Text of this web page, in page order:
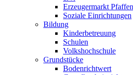
Erzeugermarkt
Soziale Einrichtungen
Bildung
Kinderbetreuung
Schulen
Volkshochschule
Grundstücke
Bodenrichtwert